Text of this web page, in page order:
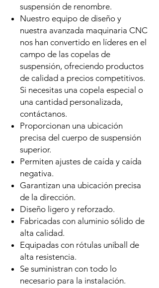
suspensión de renombre.
Nuestro equipo de diseño y
nuestra avanzada maquinaria CNC
nos han convertido en líderes en el
campo de las copelas de
suspensión, ofreciendo productos
de calidad a precios competitivos.
Si necesitas una copela especial o
una cantidad personalizada,
contáctanos.
Proporcionan una ubicación
precisa del cuerpo de suspensión
superior.
Permiten ajustes de caída y caída
negativa.
Garantizan una ubicación precisa
de la dirección.
Diseño ligero y reforzado.
Fabricadas con aluminio sólido de
alta calidad.
Equipadas con rótulas uniball de
alta resistencia.
Se suministran con todo lo
necesario para la instalación.